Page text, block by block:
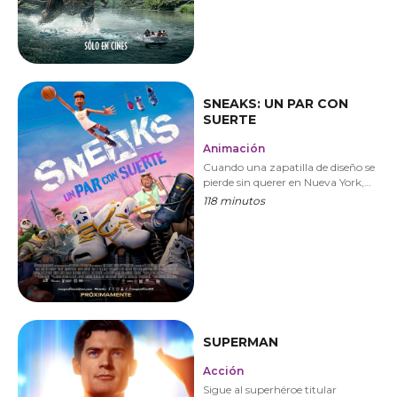
SNEAKS: UN PAR CON
SUERTE
Animación
Cuando una zapatilla de diseño se
pierde sin querer en Nueva York,
debe rebuscar en su suela para
118 minutos
SUPERMAN
Acción
Sigue al superhéroe titular